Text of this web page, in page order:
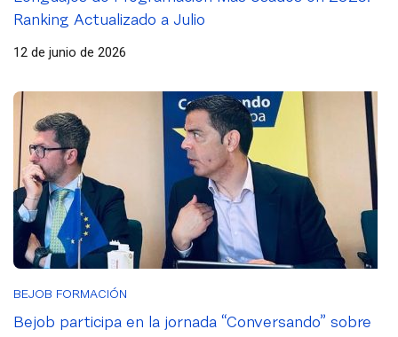
Ranking Actualizado a Julio
12 de junio de 2026
BEJOB FORMACIÓN
Bejob participa en la jornada “Conversando” sobre